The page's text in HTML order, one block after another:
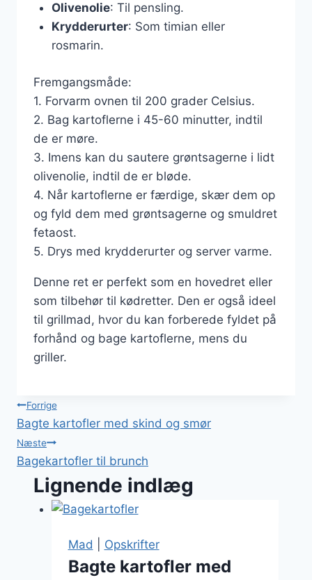
Olivenolie: Til pensling.
Krydderurter: Som timian eller
rosmarin.
Fremgangsmåde:
1. Forvarm ovnen til 200 grader Celsius.
2. Bag kartoflerne i 45-60 minutter, indtil
de er møre.
3. Imens kan du sautere grøntsagerne i lidt
olivenolie, indtil de er bløde.
4. Når kartoflerne er færdige, skær dem op
og fyld dem med grøntsagerne og smuldret
fetaost.
5. Drys med krydderurter og server varme.
Denne ret er perfekt som en hovedret eller
som tilbehør til kødretter. Den er også ideel
til grillmad, hvor du kan forberede fyldet på
forhånd og bage kartoflerne, mens du
griller.
Indlægsnavigation
Forrige
Bagte kartofler med skind og smør
Næste
Bagekartofler til brunch
Lignende indlæg
Mad Opskrifter
Bagte kartofler med